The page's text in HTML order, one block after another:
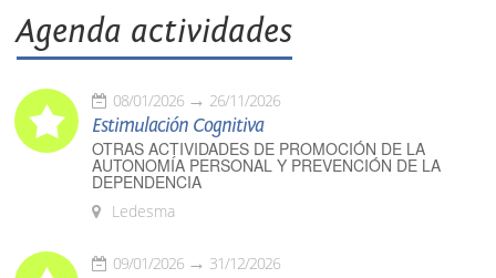
Agenda actividades
08/01/2026 26/11/2026
Estimulación Cognitiva
OTRAS ACTIVIDADES DE PROMOCIÓN DE LA
AUTONOMÍA PERSONAL Y PREVENCIÓN DE LA
DEPENDENCIA
Ledesma
09/01/2026 31/12/2026